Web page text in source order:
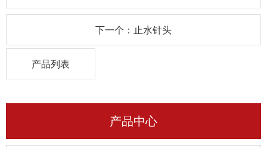
下一个：止水针头
产品列表
产品中心